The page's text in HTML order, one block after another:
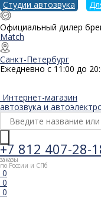
Студии автозвука
Официальный дилер
Match
Санкт-Петербург
Ежедневно с 11:00 до
Интернет-магазин
автозвука и
+7 812 407-28-
заказы
по России и СПб
0
0
0